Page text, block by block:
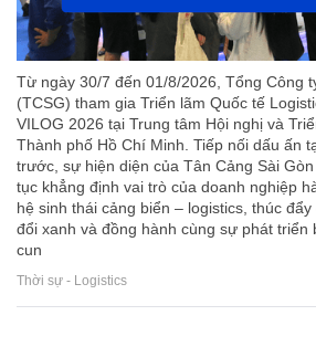
Từ ngày 30/7 đến 01/8/2026, Tổng Công
(TCSG) tham gia Triển lãm Quốc tế
VILOG 2026 tại Trung tâm Hội nghị và
Thành phố Hồ Chí Minh. Tiếp nối dấu ấn
trước, sự hiện diện của Tân Cảng Sài
tục khẳng định vai trò của doanh nghiệp
hệ sinh thái cảng biển – logistics, thúc
đổi xanh và đồng hành cùng sự phát triển
cun
Thời sự - Logistics